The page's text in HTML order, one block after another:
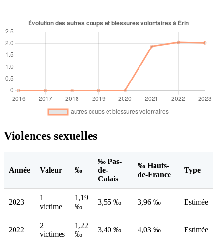
Violences sexuelles
Année Valeur ‰
‰ Pas-
de-
Calais
‰ Hauts-
de-France
Type
2023
1
victime
1,19
‰
3,55 ‰ 3,96 ‰ Estimée
2022
2
victimes
1,22
‰
3,40 ‰ 4,03 ‰ Estimée